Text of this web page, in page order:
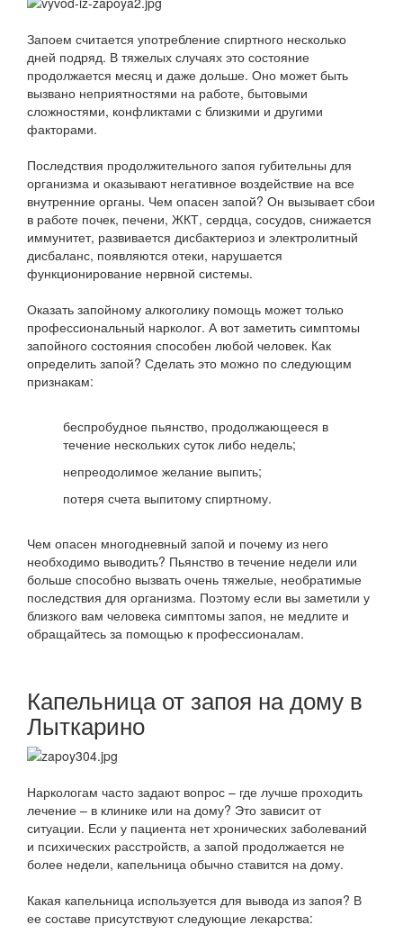
Запоем считается употребление спиртного несколько
дней подряд. В тяжелых случаях это состояние
продолжается месяц и даже дольше. Оно может быть
вызвано неприятностями на работе, бытовыми
сложностями, конфликтами с близкими и другими
факторами.
Последствия продолжительного запоя губительны для
организма и оказывают негативное воздействие на все
внутренние органы. Чем опасен запой? Он вызывает сбои
в работе почек, печени, ЖКТ, сердца, сосудов, снижается
иммунитет, развивается дисбактериоз и электролитный
дисбаланс, появляются отеки, нарушается
функционирование нервной системы.
Оказать запойному алкоголику помощь может только
профессиональный нарколог. А вот заметить симптомы
запойного состояния способен любой человек. Как
определить запой? Сделать это можно по следующим
признакам:
беспробудное пьянство, продолжающееся в
течение нескольких суток либо недель;
непреодолимое желание выпить;
потеря счета выпитому спиртному.
Чем опасен многодневный запой и почему из него
необходимо выводить? Пьянство в течение недели или
больше способно вызвать очень тяжелые, необратимые
последствия для организма. Поэтому если вы заметили у
близкого вам человека симптомы запоя, не медлите и
обращайтесь за помощью к профессионалам.
Капельница от запоя на дому в
Лыткарино
Наркологам часто задают вопрос – где лучше проходить
лечение – в клинике или на дому? Это зависит от
ситуации. Если у пациента нет хронических заболеваний
и психических расстройств, а запой продолжается не
более недели, капельница обычно ставится на дому.
Какая капельница используется для вывода из запоя? В
ее составе присутствуют следующие лекарства: